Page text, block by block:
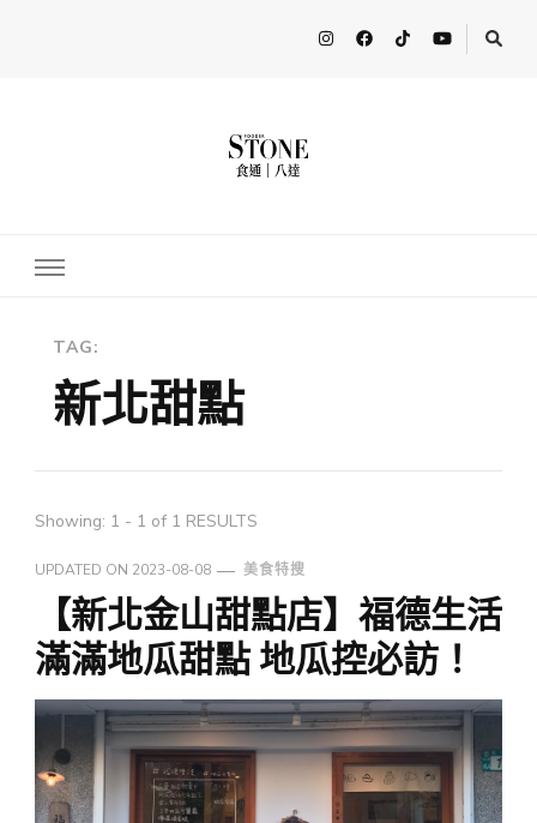
多人分享最新的消息！ FooderstoneTW，一個為了分享吃喝玩樂資
TAG:
新北甜點
Showing: 1 - 1 of 1 RESULTS
UPDATED ON 2023-08-08 美食特搜
【新北金山甜點店】福德生活
滿滿地瓜甜點 地瓜控必訪！